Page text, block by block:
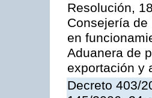
Resolución,
Consejería
en
Aduanera de
exportación y
Decreto 403/